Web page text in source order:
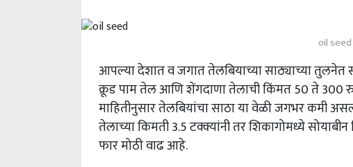
oil seed
आपल्या देशात व जगात तेलबियाच्या साठ्याच्या तुलनेत
क्रूड पाम तेल आणि शेंगदाणा तेलाची किंमत 50 ते 300
माहितीनुसार तेलबियांचा साठा या वेळी जगभर कमी
तेलाच्या किमती 3.5 टक्क्यांनी तर शिकागोमध्ये
फार मोठी वाढ आहे.